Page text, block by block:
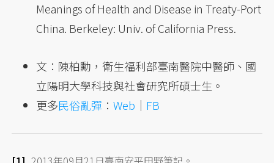
Meanings of Health and Disease in Treaty-Port
China. Berkeley: Univ. of California Press.
文：陳柏勳，衛生福利部臺南醫院中醫師、國
立陽明大學科技與社會研究所碩士生。
更多民俗亂彈 ：Web ｜ FB